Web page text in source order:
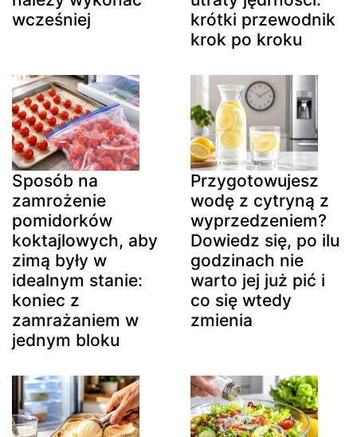
wcześniej
krótki przewodnik
krok po kroku
Sposób na
zamrożenie
pomidorków
koktajlowych, aby
zimą były w
idealnym stanie:
koniec z
zamrażaniem w
jednym bloku
Przygotowujesz
wodę z cytryną z
wyprzedzeniem?
Dowiedz się, po ilu
godzinach nie
warto jej już pić i
co się wtedy
zmienia